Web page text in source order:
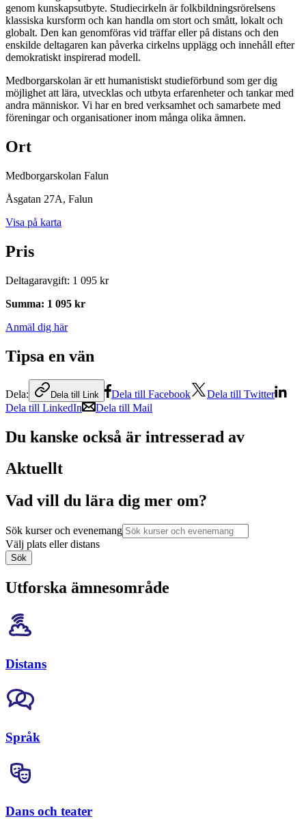
genom kunskapsutbyte. Studiecirkeln är folkbildningsrörelsens
klassiska kursform och kan handla om stort och smått, lokalt och
globalt. Den kan genomföras vid träffar eller på distans och den
enskilde deltagaren kan påverka cirkelns upplägg och innehåll efter
demokratiskt inspirerad modell.
Medborgarskolan är ett humanistiskt studieförbund som ger dig
möjlighet att lära, utvecklas och utbyta erfarenheter och tankar med
andra människor. Vi har en bred verksamhet och samarbete med
föreningar och organisationer inom många olika ämnen.
Ort
Medborgarskolan Falun
Åsgatan 27A, Falun
Visa på karta
Pris
Deltagaravgift: 1 095 kr
Summa: 1 095 kr
Anmäl dig här
Tipsa en vän
Dela: Dela till Link Dela till Facebook
Dela till Twitter
Dela till LinkedIn
Dela till Mail
Du kanske också är intresserad av
Aktuellt
Vad vill du lära dig mer om?
Sök kurser och evenemang
Välj plats eller distans
Sök
Utforska ämnesområde
Distans
Språk
Dans och teater